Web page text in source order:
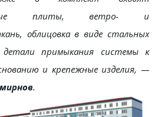
плиты, ветро- и
облицовка в виде стальных
детали примыкания системы к
и крепежные изделия, —
.